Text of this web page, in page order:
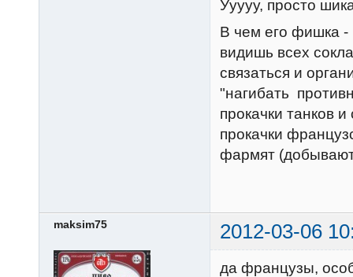
Ууууу, просто
В чем его фишка -
видишь всех
связаться и
"нагибать
прокачки танков
прокачки
фармят
maksim75 2012-03-06
да французы,